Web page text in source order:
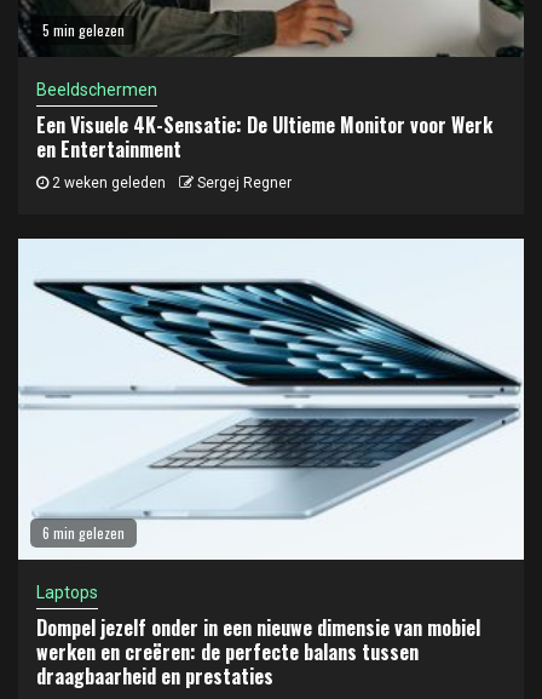
5 min gelezen
Beeldschermen
Een Visuele 4K-Sensatie: De Ultieme Monitor voor Werk
en Entertainment
2 weken geleden Sergej Regner
6 min gelezen
Laptops
Dompel jezelf onder in een nieuwe dimensie van mobiel
werken en creëren: de perfecte balans tussen
draagbaarheid en prestaties